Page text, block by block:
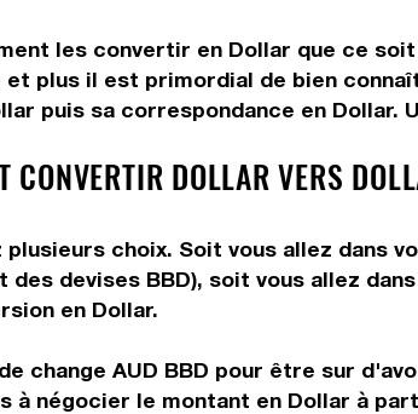
les convertir en Dollar que ce
plus il est primordial de bien
puis sa correspondance en Dollar.
CONVERTIR DOLLAR VERS
choix. Soit vous allez dans
devises BBD), soit vous allez
en Dollar.
change AUD BBD pour être sur
négocier le montant en Dollar à